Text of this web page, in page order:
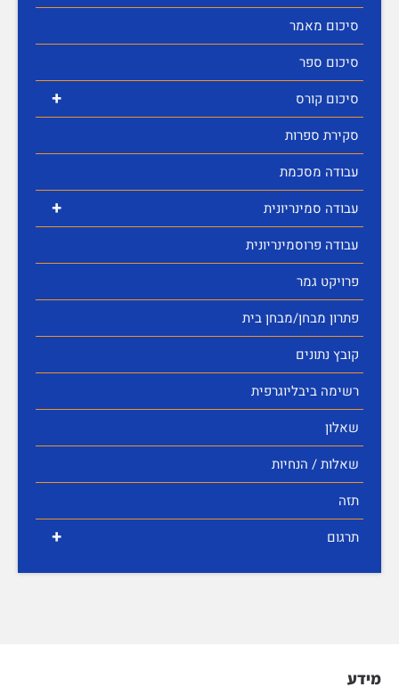
סיכום מאמר
סיכום ספר
+
סיכום קורס
סקירת ספרות
עבודה מסכמת
+
עבודה סמינריונית
עבודה פרוסמינריונית
פרויקט גמר
פתרון מבחן/מבחן בית
קובץ נתונים
רשימה ביבליוגרפית
שאלון
שאלות / הנחיות
תזה
+ תרגום
מידע